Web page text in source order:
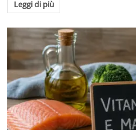
Leggi di più